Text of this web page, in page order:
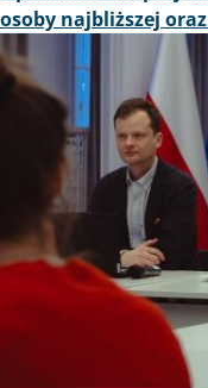
osoby najbliższej
Obraz